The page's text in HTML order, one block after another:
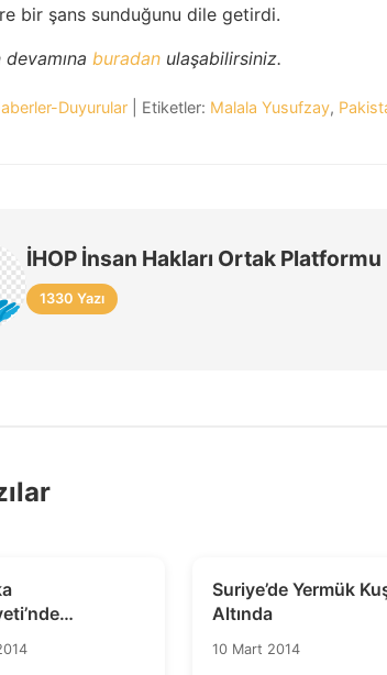
bir şans sunduğunu dile getirdi.
devamına buradan ulaşabilirsiniz.
Duyurular | Etiketler: Malala Yusufzay,
İHOP İnsan Hakları Ortak Platformu
1330 Yazı
İstifası
Kapısını
Suriye’de Yermük
Altında
10 Mart 2014